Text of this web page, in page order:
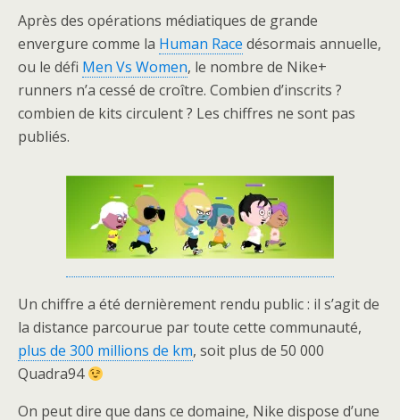
Après des opérations médiatiques de grande
envergure comme la Human Race désormais annuelle,
ou le défi Men Vs Women, le nombre de Nike+
runners n’a cessé de croître. Combien d’inscrits ?
combien de kits circulent ? Les chiffres ne sont pas
publiés.
Un chiffre a été dernièrement rendu public : il s’agit de
la distance parcourue par toute cette communauté,
plus de 300 millions de km, soit plus de 50 000
Quadra94
On peut dire que dans ce domaine, Nike dispose d’une